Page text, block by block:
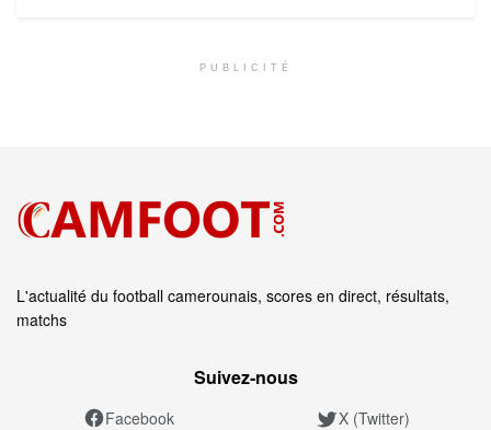
PUBLICITÉ
L'actualité du football camerounais, scores en direct, résultats,
matchs
Suivez‑nous
Facebook X (Twitter)